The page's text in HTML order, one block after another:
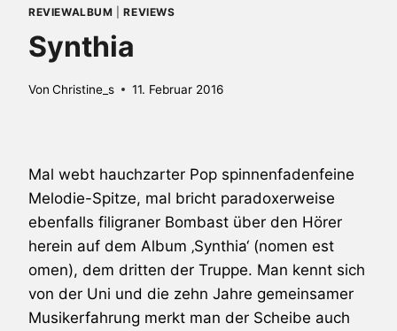
REVIEWALBUM |REVIEWS
Synthia
Von Christine_s 11. Februar 2016
Mal webt hauchzarter Pop spinnenfadenfeine
Melodie-Spitze, mal bricht paradoxerweise
ebenfalls filigraner Bombast über den Hörer
herein auf dem Album ‚Synthia‘ (nomen est
omen), dem dritten der Truppe. Man kennt sich
von der Uni und die zehn Jahre gemeinsamer
Musikerfahrung merkt man der Scheibe auch